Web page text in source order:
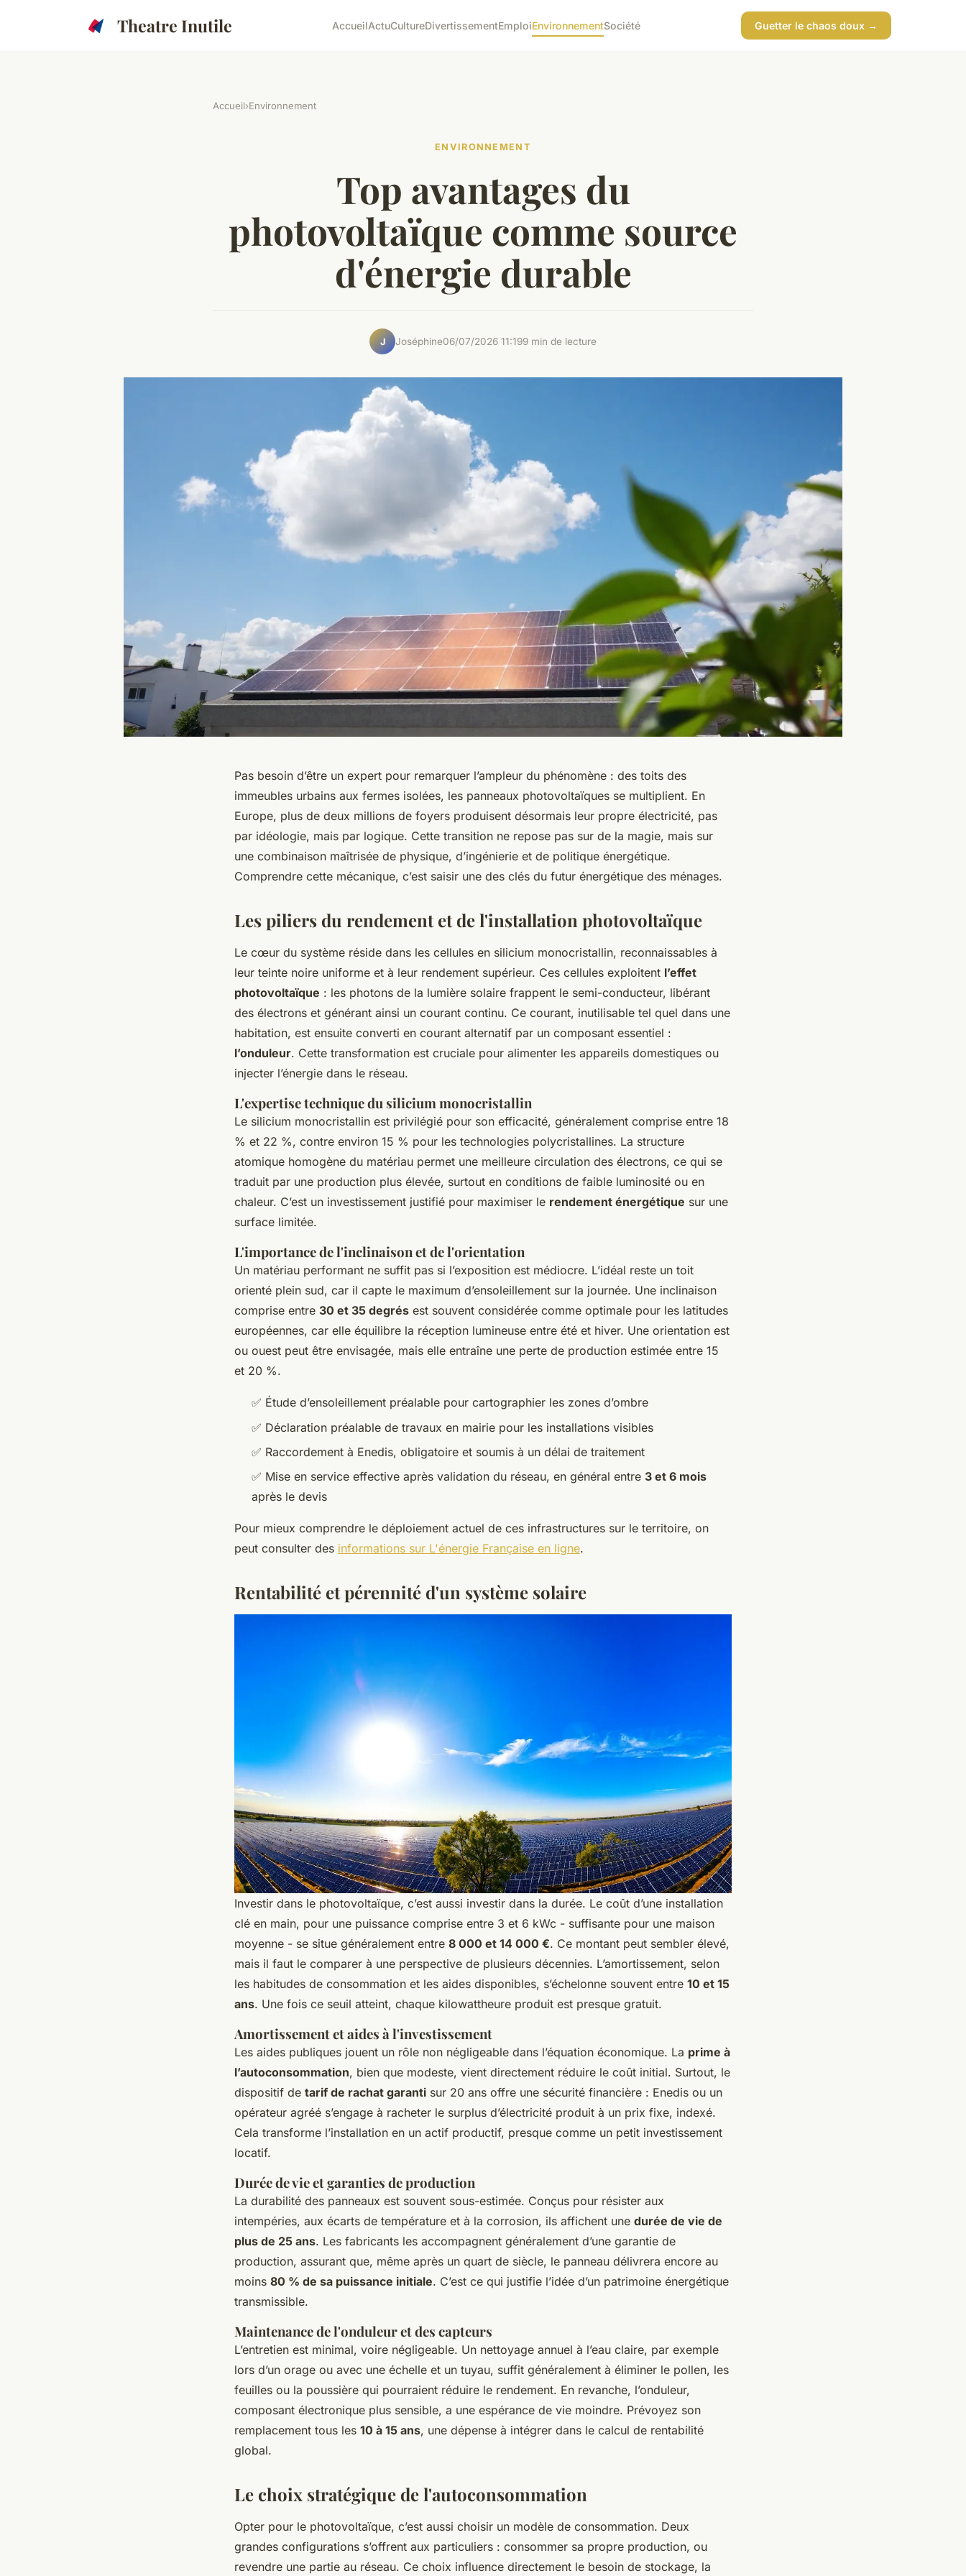
Theatre Inutile AccueilActuCultureDivertissementEmploiEnvironnementSociété Guetter le chaos doux →
Accueil›Environnement
ENVIRONNEMENT
Top avantages du
photovoltaïque comme source
d'énergie durable
J Joséphine06/07/2026 11:199 min de lecture
Pas besoin d’être un expert pour remarquer l’ampleur du phénomène : des toits des
immeubles urbains aux fermes isolées, les panneaux photovoltaïques se multiplient. En
Europe, plus de deux millions de foyers produisent désormais leur propre électricité, pas
par idéologie, mais par logique. Cette transition ne repose pas sur de la magie, mais sur
une combinaison maîtrisée de physique, d’ingénierie et de politique énergétique.
Comprendre cette mécanique, c’est saisir une des clés du futur énergétique des ménages.
Les piliers du rendement et de l'installation photovoltaïque
Le cœur du système réside dans les cellules en silicium monocristallin, reconnaissables à
leur teinte noire uniforme et à leur rendement supérieur. Ces cellules exploitent l’effet
photovoltaïque : les photons de la lumière solaire frappent le semi-conducteur, libérant
des électrons et générant ainsi un courant continu. Ce courant, inutilisable tel quel dans une
habitation, est ensuite converti en courant alternatif par un composant essentiel :
l’onduleur. Cette transformation est cruciale pour alimenter les appareils domestiques ou
injecter l’énergie dans le réseau.
L'expertise technique du silicium monocristallin
Le silicium monocristallin est privilégié pour son efficacité, généralement comprise entre 18
% et 22 %, contre environ 15 % pour les technologies polycristallines. La structure
atomique homogène du matériau permet une meilleure circulation des électrons, ce qui se
traduit par une production plus élevée, surtout en conditions de faible luminosité ou en
chaleur. C’est un investissement justifié pour maximiser le rendement énergétique sur une
surface limitée.
L'importance de l'inclinaison et de l'orientation
Un matériau performant ne suffit pas si l’exposition est médiocre. L’idéal reste un toit
orienté plein sud, car il capte le maximum d’ensoleillement sur la journée. Une inclinaison
comprise entre 30 et 35 degrés est souvent considérée comme optimale pour les latitudes
européennes, car elle équilibre la réception lumineuse entre été et hiver. Une orientation est
ou ouest peut être envisagée, mais elle entraîne une perte de production estimée entre 15
et 20 %.
✅ Étude d’ensoleillement préalable pour cartographier les zones d’ombre
✅ Déclaration préalable de travaux en mairie pour les installations visibles
✅ Raccordement à Enedis, obligatoire et soumis à un délai de traitement
✅ Mise en service effective après validation du réseau, en général entre 3 et 6 mois
après le devis
Pour mieux comprendre le déploiement actuel de ces infrastructures sur le territoire, on
peut consulter des informations sur L'énergie Française en ligne.
Rentabilité et pérennité d'un système solaire
Investir dans le photovoltaïque, c’est aussi investir dans la durée. Le coût d’une installation
clé en main, pour une puissance comprise entre 3 et 6 kWc - suffisante pour une maison
moyenne - se situe généralement entre 8 000 et 14 000 €. Ce montant peut sembler élevé,
mais il faut le comparer à une perspective de plusieurs décennies. L’amortissement, selon
les habitudes de consommation et les aides disponibles, s’échelonne souvent entre 10 et 15
ans. Une fois ce seuil atteint, chaque kilowattheure produit est presque gratuit.
Amortissement et aides à l'investissement
Les aides publiques jouent un rôle non négligeable dans l’équation économique. La prime à
l’autoconsommation, bien que modeste, vient directement réduire le coût initial. Surtout, le
dispositif de tarif de rachat garanti sur 20 ans offre une sécurité financière : Enedis ou un
opérateur agréé s’engage à racheter le surplus d’électricité produit à un prix fixe, indexé.
Cela transforme l’installation en un actif productif, presque comme un petit investissement
locatif.
Durée de vie et garanties de production
La durabilité des panneaux est souvent sous-estimée. Conçus pour résister aux
intempéries, aux écarts de température et à la corrosion, ils affichent une durée de vie de
plus de 25 ans. Les fabricants les accompagnent généralement d’une garantie de
production, assurant que, même après un quart de siècle, le panneau délivrera encore au
moins 80 % de sa puissance initiale. C’est ce qui justifie l’idée d’un patrimoine énergétique
transmissible.
Maintenance de l'onduleur et des capteurs
L’entretien est minimal, voire négligeable. Un nettoyage annuel à l’eau claire, par exemple
lors d’un orage ou avec une échelle et un tuyau, suffit généralement à éliminer le pollen, les
feuilles ou la poussière qui pourraient réduire le rendement. En revanche, l’onduleur,
composant électronique plus sensible, a une espérance de vie moindre. Prévoyez son
remplacement tous les 10 à 15 ans, une dépense à intégrer dans le calcul de rentabilité
global.
Le choix stratégique de l'autoconsommation
Opter pour le photovoltaïque, c’est aussi choisir un modèle de consommation. Deux
grandes configurations s’offrent aux particuliers : consommer sa propre production, ou
revendre une partie au réseau. Ce choix influence directement le besoin de stockage, la